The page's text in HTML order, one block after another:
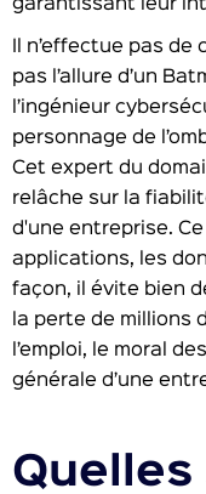
garantissant leur
Il n’effectue pas de
pas l’allure d’un
l’ingénieur
personnage de
Cet expert du
relâche sur la
d'une entreprise.
applications, les
façon, il évite bien
la perte de millions
l’emploi, le moral
générale d’une
Quelles